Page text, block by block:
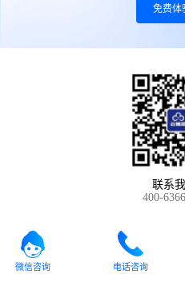
免费体
联系我
400-
微信咨询 电话咨询